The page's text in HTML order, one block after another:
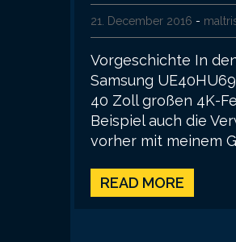
21. December 2016 -
Vorgeschichte In
Samsung
40 Zoll großen 4K-
Beispiel auch die
vorher mit meinem
READ MORE